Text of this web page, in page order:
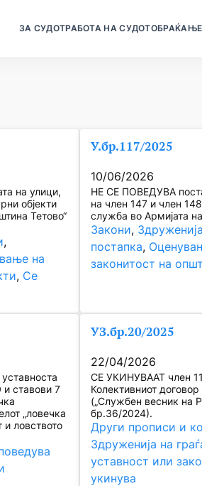
ЗА СУДОТРАБОТА НА СУДОТ
на улици,
објекти
Тетово“
на
, Се
У.бр.117/2025
10/06/2026
НЕ СЕ ПОВЕДУВА
на член 147 и член
служба во Армијата
Закони,
постапка,
законитост на
и ставови 7
„ловечка
и ловството
УЗ.бр.20/2025
22/04/2026
СЕ УКИНУВААТ член
Колективниот
(„Службен весник на
бр.36/2024).
Други прописи и
Здруженија на
уставност или
укинува